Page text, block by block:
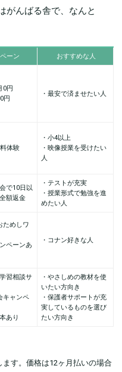
がんばる舎で、なんと
ーン おすすめな人
0円
円
・最安で済ませたい人
体験
・小4以上
・映像授業を受けたい
人
で10日以
額返金
・テストが充実
・授業形式で勉強を進
めたい人
ためしワ
ペーンあ
・コナン好きな人
習相談サ
キャンペ
あり
・やさしめの教材を使
いたい方向き
・保護者サポートが充
実しているものを選び
たい方向き
す。価格は12ヶ月払いの場合